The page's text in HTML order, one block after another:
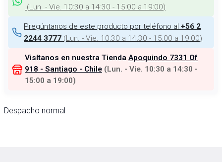
(Lun. - Vie. 10:30 a 14:30 - 15:00 a 19:00)
Pregúntanos de este producto por teléfono al +56 2
2244 3777 (Lun. - Vie. 10:30 a 14:30 - 15:00 a 19:00)
Visítanos en nuestra Tienda Apoquindo 7331 Of
918 - Santiago - Chile (Lun. - Vie. 10:30 a 14:30 -
15:00 a 19:00)
Despacho normal